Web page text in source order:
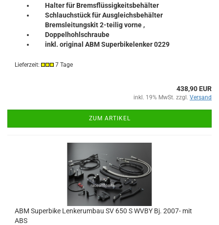
Halter für Bremsflüssigkeitsbehälter
Schlauchstück für Ausgleichsbehälter
Bremsleitungskit 2-teilig vorne ,
Doppelhohlschraube
inkl. original ABM Superbikelenker 0229
Lieferzeit: 7 Tage
438,90 EUR
inkl. 19% MwSt. zzgl. Versand
ZUM ARTIKEL
ABM Superbike Lenkerumbau SV 650 S WVBY Bj. 2007- mit
ABS